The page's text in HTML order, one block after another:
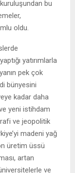
bu
oldu.
yatırımlarla
pek çok
bünyesini
kadar daha
yeni istihdam
ve jeopolitik
madeni yağ
üretim üssü
artan
ve